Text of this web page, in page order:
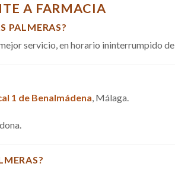
A FARMACIA
PALMERAS?
servicio, en horario ininterrumpido de
1 de Benalmádena, Málaga.